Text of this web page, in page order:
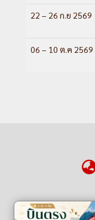
22 – 26 ก.ย 2569
06 – 10 ต.ค 2569